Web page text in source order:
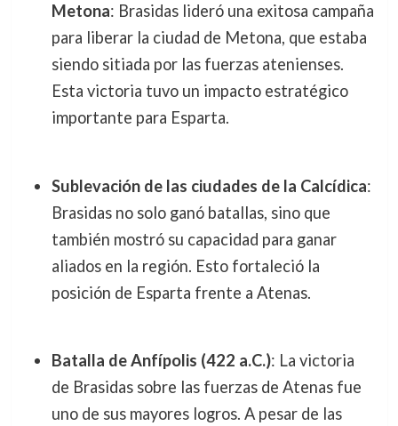
Metona: Brasidas lideró una exitosa campaña
para liberar la ciudad de Metona, que estaba
siendo sitiada por las fuerzas atenienses.
Esta victoria tuvo un impacto estratégico
importante para Esparta.
Sublevación de las ciudades de la Calcídica:
Brasidas no solo ganó batallas, sino que
también mostró su capacidad para ganar
aliados en la región. Esto fortaleció la
posición de Esparta frente a Atenas.
Batalla de Anfípolis (422 a.C.): La victoria
de Brasidas sobre las fuerzas de Atenas fue
uno de sus mayores logros. A pesar de las